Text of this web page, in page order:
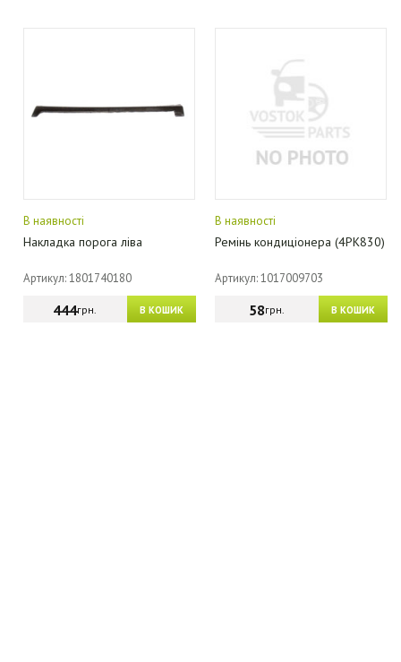
В наявності
Накладка порога ліва
Артикул: 1801740180
В КОШИК
444грн.
В наявності
Ремінь кондиціонера (4PK830)
Артикул: 1017009703
В КОШИК
58грн.